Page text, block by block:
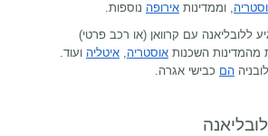
, וממדינות אירופה נוספות.
ללובליאנה עם קרוואן (או רכב פרטי)
מהמדינות השכנות אוסטריה, איטליה ועוד.
הם כבישי אגרה.